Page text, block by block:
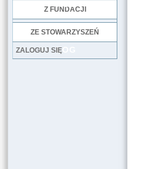
Z FUNDACJI
ZE STOWARZYSZEŃ
LOG
ZALOGUJ SIĘ